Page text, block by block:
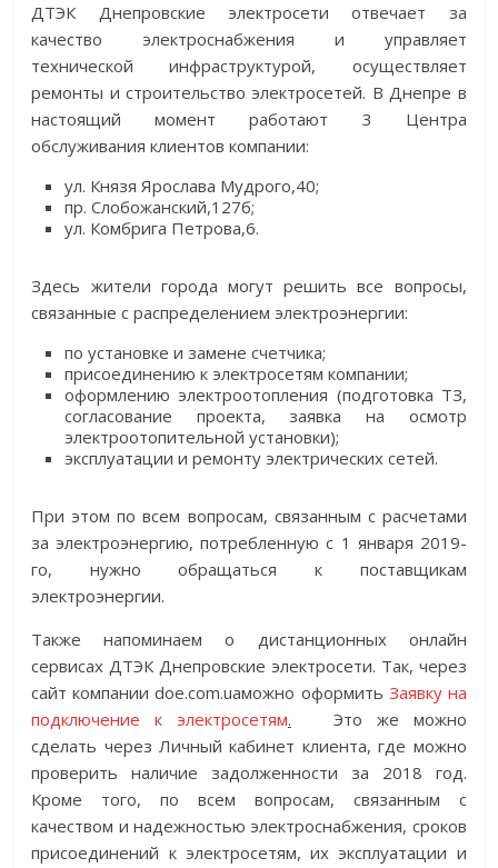
ДТЭК Днепровские электросети отвечает за
качество электроснабжения и управляет
технической инфраструктурой, осуществляет
ремонты и строительство электросетей. В Днепре в
настоящий момент работают 3 Центра
обслуживания клиентов компании:
ул. Князя Ярослава Мудрого,40;
пр. Слобожанский,127б;
ул. Комбрига Петрова,6.
Здесь жители города могут решить все вопросы,
связанные с распределением электроэнергии:
по установке и замене счетчика;
присоединению к электросетям компании;
оформлению электроотопления (подготовка ТЗ,
согласование проекта, заявка на осмотр
электроотопительной установки);
эксплуатации и ремонту электрических сетей.
При этом по всем вопросам, связанным с расчетами
за электроэнергию, потребленную с 1 января 2019-
го, нужно обращаться к поставщикам
электроэнергии.
Также напоминаем о дистанционных онлайн
сервисах ДТЭК Днепровские электросети. Так, через
сайт компании doe.com.uaможно оформить Заявку на
подключение к электросетям. Это же можно
сделать через Личный кабинет клиента, где можно
проверить наличие задолженности за 2018 год.
Кроме того, по всем вопросам, связанным с
качеством и надежностью электроснабжения, сроков
присоединений к электросетям, их эксплуатации и